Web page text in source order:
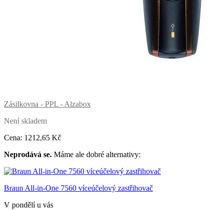
Zásilkovna - PPL - Alzabox
Není skladem
Cena: 1212,65 Kč
Neprodává se. Máme ale dobré alternativy:
Braun All-in-One 7560 víceúčelový zastřihovač
V pondělí u vás